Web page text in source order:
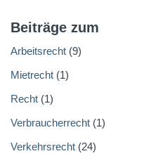
Beiträge zum
Arbeitsrecht (9)
Mietrecht (1)
Recht (1)
Verbraucherrecht (1)
Verkehrsrecht (24)